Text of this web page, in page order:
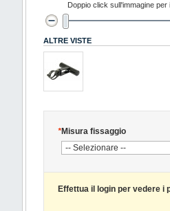
Doppio click sull'immagine per
ALTRE VISTE
*Misura fissaggio
Effettua il login per vedere i